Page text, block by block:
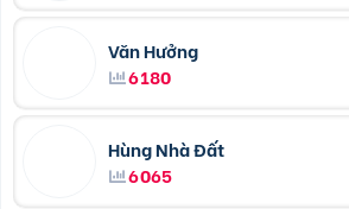
Văn Hưởng
6180
Hùng Nhà Đất
6065